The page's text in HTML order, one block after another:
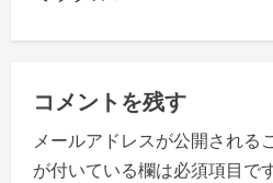
n
a
v
コメントを残す
メールアドレスが公開される
が付いている欄は必須項目で